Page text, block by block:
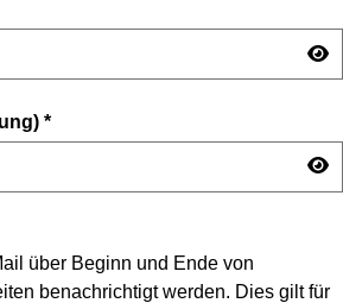
*
über Beginn und Ende von
benachrichtigt werden. Dies gilt für